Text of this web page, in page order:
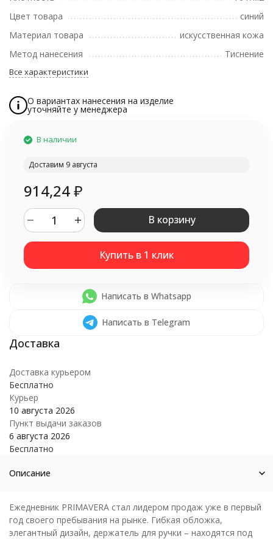
Цвет товара
синий
Материал товара
искусственная кожа
Метод нанесения
Тиснение
Все характеристики
О вариантах нанесения на изделие
уточняйте у менеджера
В наличии
Доставим 9 августа
914,24₽
В корзину
Написать в Whatsapp
Написать в Telegram
Доставка курьером
Бесплатно
Курьер
10 августа 2026
Пункт выдачи заказов
6 августа 2026
Бесплатно
Описание
Ежедневник PRIMAVERA стал лидером продаж уже в первый
год своего пребывания на рынке. Гибкая обложка,
элегантный дизайн, держатель для ручки – находятся под